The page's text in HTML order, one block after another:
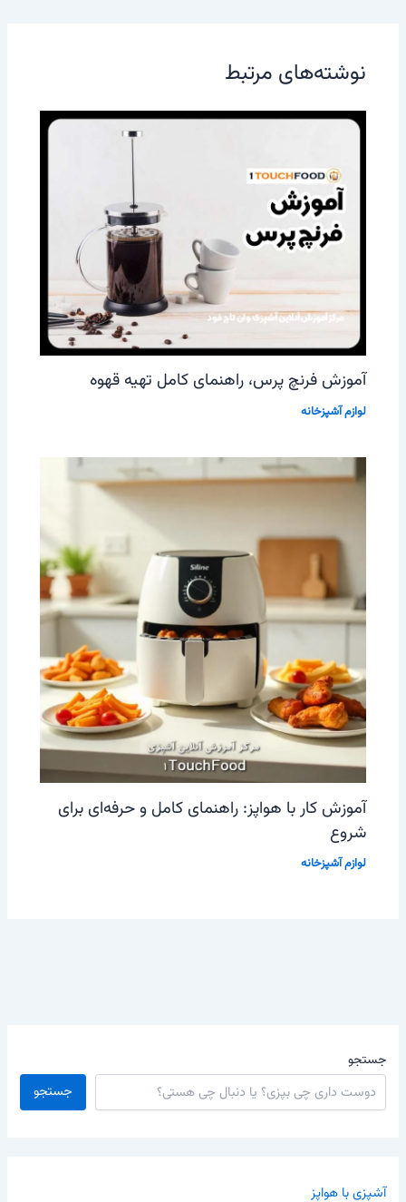
نوشته‌های مرتبط
آموزش فرنچ پرس، راهنمای کامل تهیه قهوه
لوازم آشپزخانه
آموزش کار با هواپز: راهنمای کامل و حرفه‌ای برای
شروع
لوازم آشپزخانه
جستجو
جستجو
آشپزی با هواپز